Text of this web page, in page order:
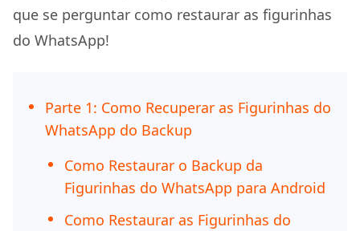
que se perguntar como restaurar as figurinhas
do WhatsApp!
Parte 1: Como Recuperar as Figurinhas do
WhatsApp do Backup
Como Restaurar o Backup da
Figurinhas do WhatsApp para Android
Como Restaurar as Figurinhas do